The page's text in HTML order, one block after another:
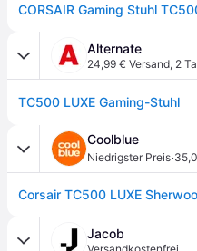
Alternate
24,99 € Versand, 2
TC500 LUXE Gaming-Stuhl
Coolblue
Niedrigster Preis·
Corsair TC500 LUXE
Jacob